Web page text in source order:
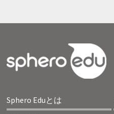
Sphero Eduとは